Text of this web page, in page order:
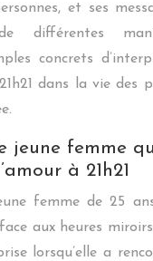
et ses
différentes
concrets
dans la vie des
jeune femme
à 21h21
femme de 25
aux heures
lorsqu’elle a